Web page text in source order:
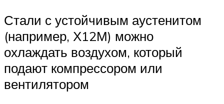
Стали с устойчивым аустенитом
(например, Х12М) можно
охлаждать воздухом, который
подают компрессором или
вентилятором